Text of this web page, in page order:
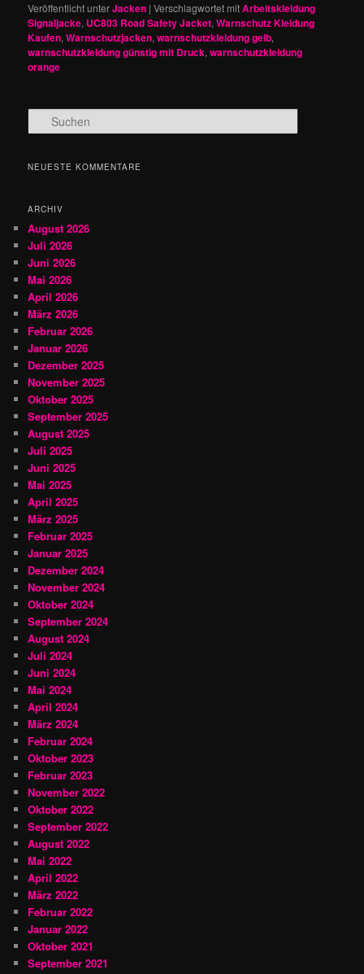
Veröffentlicht unterJacken |Verschlagwortet mitArbeitskleidung
Signaljacke, UC803 Road Safety Jacket,Warnschutz Kleidung
Kaufen,Warnschutzjacken,warnschutzkleidung gelb,
warnschutzkleidung günstig mit Druck,warnschutzkleidung
orange
u
h
NEUESTE KOMMENTARE
ARCHIV
August 2026
Juli 2026
Juni 2026
Mai 2026
April 2026
März 2026
Februar 2026
Januar 2026
Dezember 2025
November 2025
Oktober 2025
September 2025
August 2025
Juli 2025
Juni 2025
Mai 2025
April 2025
März 2025
Februar 2025
Januar 2025
Dezember 2024
November 2024
Oktober 2024
September 2024
August 2024
Juli 2024
Juni 2024
Mai 2024
April 2024
März 2024
Februar 2024
Oktober 2023
Februar 2023
November 2022
Oktober 2022
September 2022
August 2022
Mai 2022
April 2022
März 2022
Februar 2022
Januar 2022
Oktober 2021
September 2021